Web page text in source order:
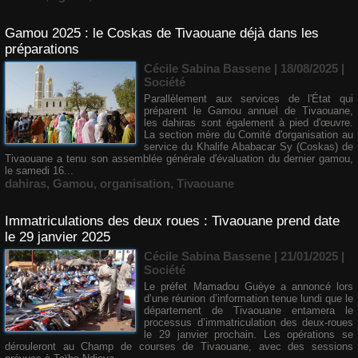
Gamou 2025 : le Coskas de Tivaouane déjà dans les
préparations
Cécile Sabina Bassene | 18/08/2025 |
Société
Parallèlement aux services de l'État qui
préparent le Gamou annuel de Tivaouane,
les dahiras sont également à pied d'œuvre.
La section mère du Comité d'organisation au
service du Khalife Ababacar Sy (Coskas) de
Tivaouane a tenu son assemblée générale d'évaluation du dernier gamou,
le samedi 16...
dahiras, Gamou, organisation, Tivaouane
Immatriculations des deux roues : Tivaouane prend date
le 29 janvier 2025
Cécile Sabina Bassene | 21/01/2025 |
Société
Le préfet Mamadou Guèye a annoncé lors
d’une réunion d’information tenue lundi que le
département de Tivaouane entamera le
processus d’immatriculation des deux-roues
le 29 janvier prochain. Les opérations se
dérouleront au Champ de courses de Tivaouane, avec des sessions